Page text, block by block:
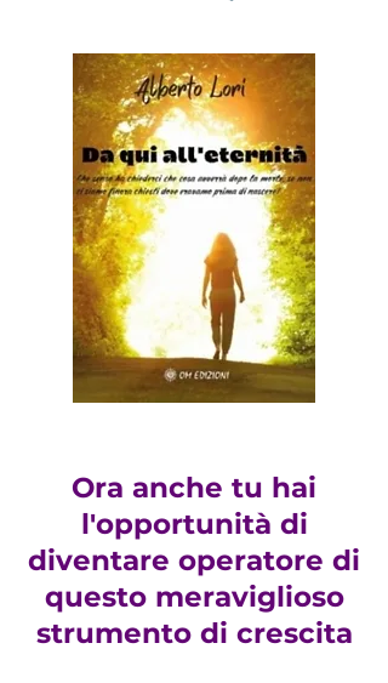
Ora anche tu hai
l'opportunità di
diventare operatore di
questo meraviglioso
strumento di crescita